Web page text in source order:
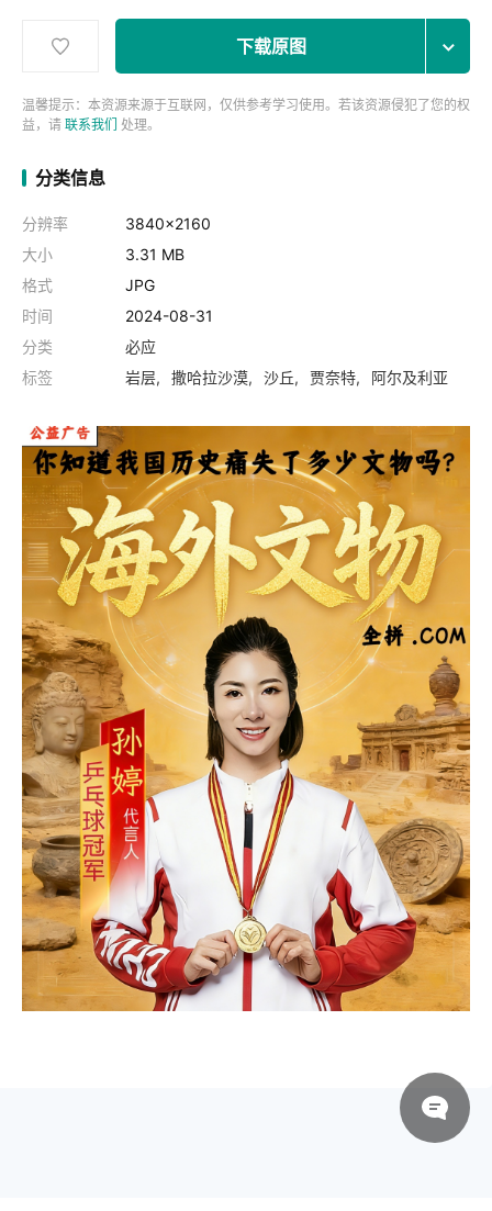
下载原图
温馨提示：本资源来源于互联网，仅供参考学习使用。若该资源侵犯了您的权
益，请 联系我们 处理。
分类信息
分辨率
3840x2160
大小
3.31 MB
格式
JPG
时间
2024-08-31
分类
必应
标签
岩层 撒哈拉沙漠 沙丘 贾奈特 阿尔及利亚